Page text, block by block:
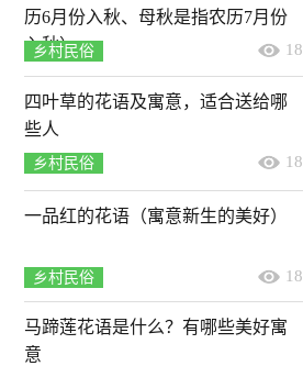
历6月份入秋、母秋是指农历7月份
入秋）
乡村民俗 18
四叶草的花语及寓意，适合送给哪
些人
乡村民俗 18
一品红的花语（寓意新生的美好）
乡村民俗 18
马蹄莲花语是什么？有哪些美好寓
意